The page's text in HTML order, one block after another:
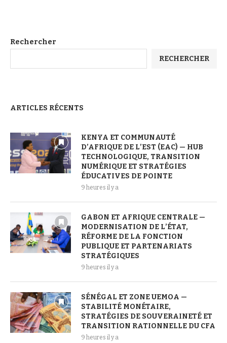
Rechercher
RECHERCHER
ARTICLES RÉCENTS
KENYA ET COMMUNAUTÉ
D’AFRIQUE DE L’EST (EAC) — HUB
TECHNOLOGIQUE, TRANSITION
NUMÉRIQUE ET STRATÉGIES
ÉDUCATIVES DE POINTE
9 heures il y a
GABON ET AFRIQUE CENTRALE —
MODERNISATION DE L’ÉTAT,
RÉFORME DE LA FONCTION
PUBLIQUE ET PARTENARIATS
STRATÉGIQUES
9 heures il y a
SÉNÉGAL ET ZONE UEMOA —
STABILITÉ MONÉTAIRE,
STRATÉGIES DE SOUVERAINETÉ ET
TRANSITION RATIONNELLE DU CFA
9 heures il y a